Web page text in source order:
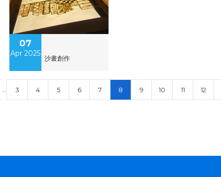
07
Apr 2025
沙畫創作
… 3 4 5 6 7 8 9 10 11 12